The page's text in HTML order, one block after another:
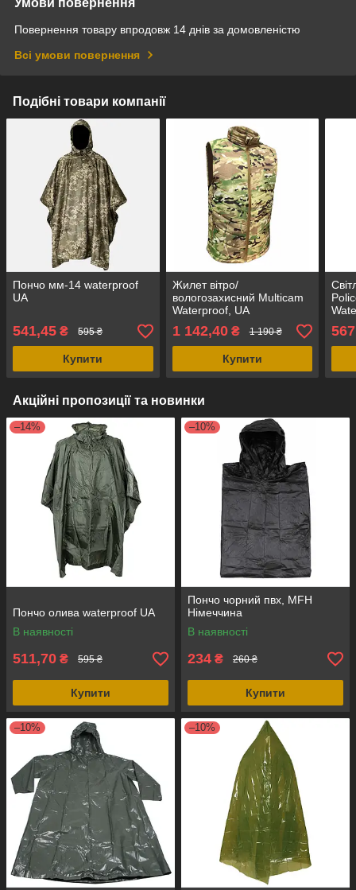
Повернення товару впродовж 14 днів за домовленістю
Всі умови повернення
Подібні товари компанії
Пончо мм-14 waterproof
UA
541,45 ₴ 595 ₴
Купити
Жилет вітро/
вологозахисний Multicam
Waterproof, UA
1 142,40₴ 1 190 ₴
Купити
567
Акційні пропозиції та новинки
–14%
Пончо олива waterproof UA
В наявності
511,70 ₴ 595 ₴
Купити
–10%
Пончо чорний пвх, MFH
Німеччина
В наявності
234 ₴ 260 ₴
Купити
–10% –10%